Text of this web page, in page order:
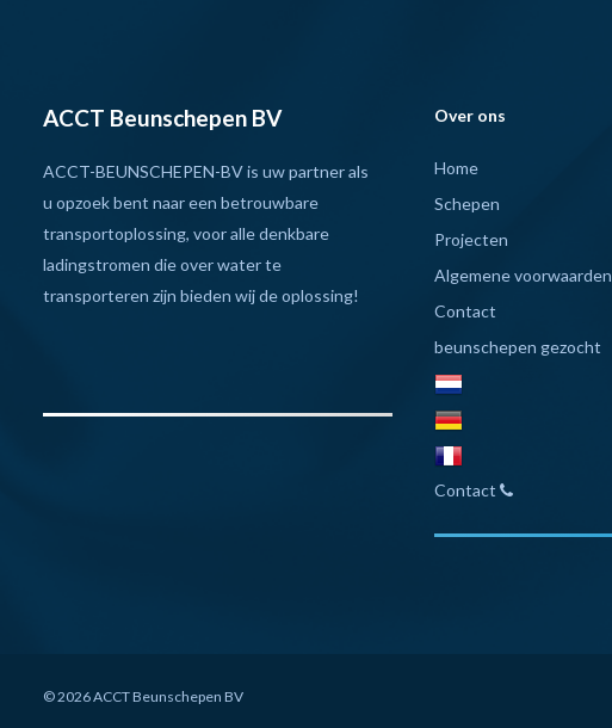
ACCT Beunschepen BV
ACCT-BEUNSCHEPEN-BV is uw partner als
u opzoek bent naar een betrouwbare
transportoplossing, voor alle denkbare
ladingstromen die over water te
transporteren zijn bieden wij de oplossing!
Over ons
Home
Schepen
Projecten
Algemene voorwaarden
Contact
beunschepen gezocht
Contact
© 2026 ACCT Beunschepen BV